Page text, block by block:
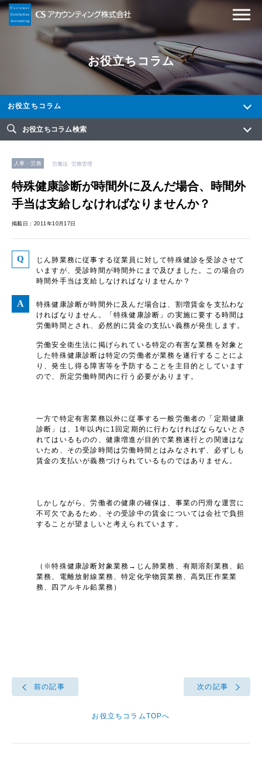
お役立ちコラム
お役立ちコラム
お役立ちコラム検索
人事・労務 労働法 労務管理
特殊健康診断が時間外に及んだ場合、時間外
手当は支給しなければなりませんか？
掲載日：2011年10月17日
じん肺業務に従事する従業員に対して特殊健診を受診させて
いますが、受診時間が時間外にまで及びました。この場合の
時間外手当は支給しなければなりませんか？
特殊健康診断が時間外に及んだ場合は、割増賃金を支払わな
ければなりません。「特殊健康診断」の実施に要する時間は
労働時間とされ、必然的に賃金の支払い義務が発生します。
労働安全衛生法に掲げられている特定の有害な業務を対象と
した特殊健康診断は特定の労働者が業務を遂行することによ
り、発生し得る障害等を予防することを主目的としています
ので、所定労働時間内に行う必要があります。
一方で特定有害業務以外に従事する一般労働者の「定期健康
診断」は、1年以内に1回定期的に行わなければならないとさ
れてはいるものの、健康増進が目的で業務遂行との関連はな
いため、その受診時間は労働時間とはみなされず、必ずしも
賃金の支払いが義務づけられているものではありません。
しかしながら、労働者の健康の確保は、事業の円滑な運営に
不可欠であるため、その受診中の賃金については会社で負担
することが望ましいと考えられています。
（※特殊健康診断対象業務→じん肺業務、有期溶剤業務、鉛
業務、電離放射線業務、特定化学物質業務、高気圧作業業
務、四アルキル鉛業務）
前の記事
お役立ちコラムTOPへ
次の記事